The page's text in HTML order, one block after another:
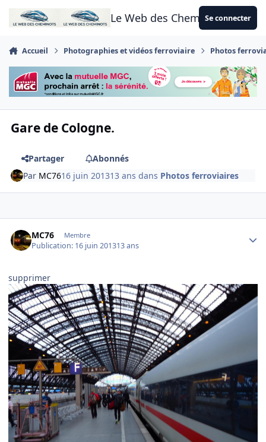
Aller au contenu
Le Web des CheminotsSe connecter
Accueil Photographies et vidéos ferroviaire Photos
Gare de Cologne.
Partager
Abonnés
Par MC7616 juin 201313 ans dans Photos ferroviaires
MC76 Membre
Publication: 16 juin 201313 ans
supprimer